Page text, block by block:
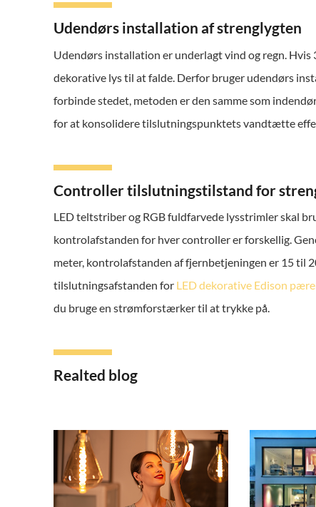
Udendørs installation af strenglygten
Udendørs installation er underlagt vind og regn.
dekorative lys til at falde. Derfor bruger udendørs
forbinde stedet, metoden er den samme som
for at konsolidere tilslutningspunktets vandtætte
Controller tilslutningstilstand for
LED teltstriber og RGB fuldfarvede lysstrimler skal
kontrolafstanden for hver controller er forskellig.
meter, kontrolafstanden af fjernbetjeningen er 15 til
tilslutningsafstanden for LED dekorative Edison
du bruge en strømforstærker til at trykke på.
Realted blog